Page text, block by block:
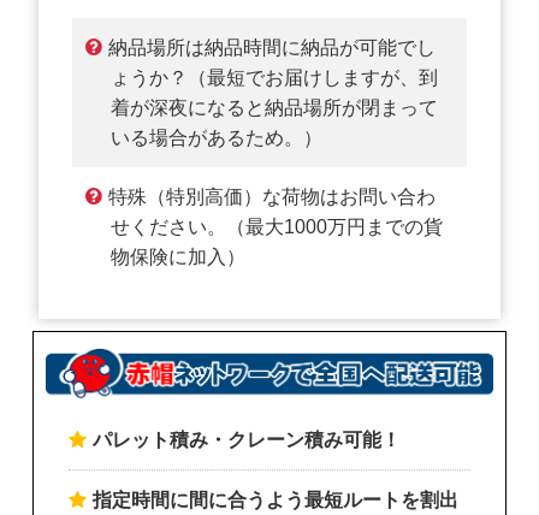
納品場所は納品時間に納品が可能でし
ょうか？（最短でお届けしますが、到
着が深夜になると納品場所が閉まって
いる場合があるため。）
特殊（特別高価）な荷物はお問い合わ
せください。（最大1000万円までの貨
物保険に加入）
パレット積み・クレーン積み可能！
指定時間に間に合うよう最短ルートを割出